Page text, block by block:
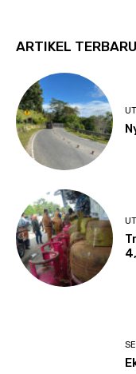
ARTIKEL TERBARU